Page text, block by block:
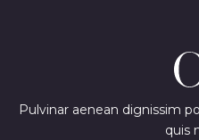
Pulvinar aenean dignissim
quis